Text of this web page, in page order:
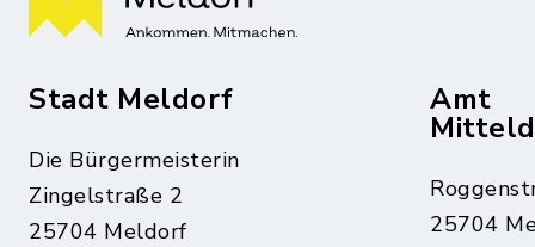
Stadt Meldorf
Die Bürgermeisterin
Zingelstraße 2
25704 Meldorf
Amt
25704